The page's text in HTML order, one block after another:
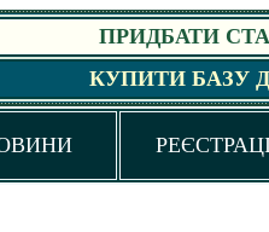
ПРИДБАТИ
КУПИТИ БАЗУ